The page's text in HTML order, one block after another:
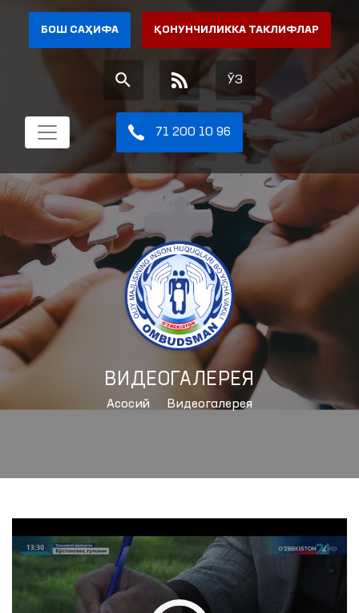
БОШ САҲИФА ҚОНУНЧИЛИККА ТАКЛИФЛАР
ЎЗ
71 200 10 96
ВИДЕОГАЛЕРЕЯ
Aсосий Видеогалерея